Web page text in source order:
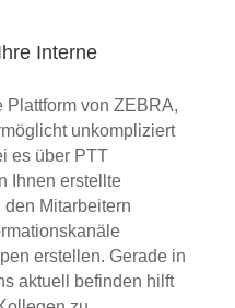
Interne
Plattform von ZEBRA,
unkompliziert
es über PTT
Ihnen erstellte
Mitarbeitern
erstellen. Gerade in
aktuell befinden hilft